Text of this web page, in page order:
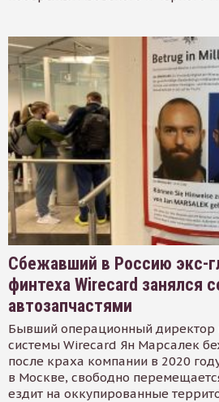
Сбежавший в Россию экс-
финтеха Wirecard занялся
автозапчастями
Бывший операционный директор
системы Wirecard Ян Марсалек
после краха компании в 2020
в Москве, свободно
ездит на оккупированные